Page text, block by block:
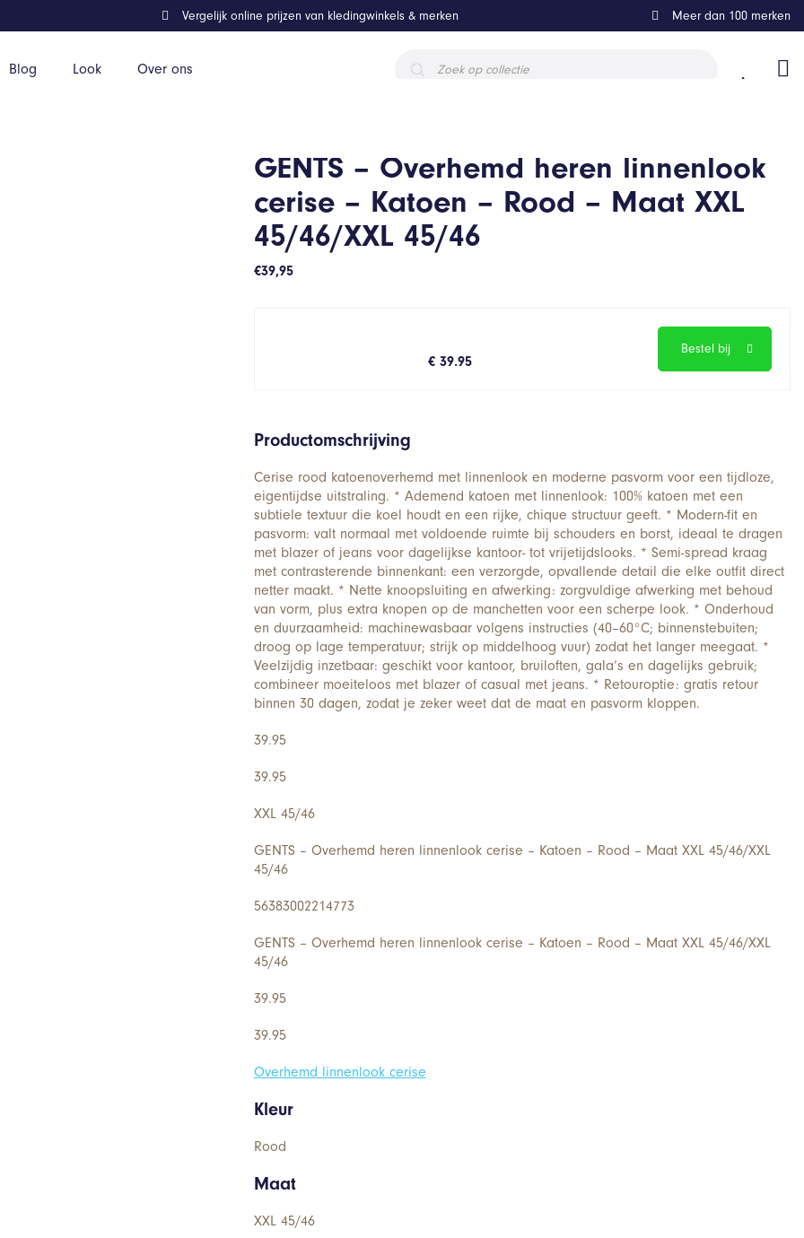
Blog Look Over ons
zoeken
Vergelijk online prijzen van kledingwinkels & merken Meer dan 100 merken
GENTS – Overhemd heren linnenlook
cerise – Katoen – Rood – Maat XXL
45/46/XXL 45/46
€39,95
€ 39.95
Bestel bij
Productomschrijving
Cerise rood katoenoverhemd met linnenlook en moderne pasvorm voor een tijdloze,
eigentijdse uitstraling. * Ademend katoen met linnenlook: 100% katoen met een
subtiele textuur die koel houdt en een rijke, chique structuur geeft. * Modern-fit en
pasvorm: valt normaal met voldoende ruimte bij schouders en borst, ideaal te dragen
met blazer of jeans voor dagelijkse kantoor- tot vrijetijdslooks. * Semi-spread kraag
met contrasterende binnenkant: een verzorgde, opvallende detail die elke outfit direct
netter maakt. * Nette knoopsluiting en afwerking: zorgvuldige afwerking met behoud
van vorm, plus extra knopen op de manchetten voor een scherpe look. * Onderhoud
en duurzaamheid: machinewasbaar volgens instructies (40–60°C; binnenstebuiten;
droog op lage temperatuur; strijk op middelhoog vuur) zodat het langer meegaat. *
Veelzijdig inzetbaar: geschikt voor kantoor, bruiloften, gala’s en dagelijks gebruik;
combineer moeiteloos met blazer of casual met jeans. * Retouroptie: gratis retour
binnen 30 dagen, zodat je zeker weet dat de maat en pasvorm kloppen.
39.95
39.95
XXL 45/46
GENTS – Overhemd heren linnenlook cerise – Katoen – Rood – Maat XXL 45/46/XXL
45/46
56383002214773
GENTS – Overhemd heren linnenlook cerise – Katoen – Rood – Maat XXL 45/46/XXL
45/46
39.95
39.95
Overhemd linnenlook cerise
Kleur
Rood
Maat
XXL 45/46